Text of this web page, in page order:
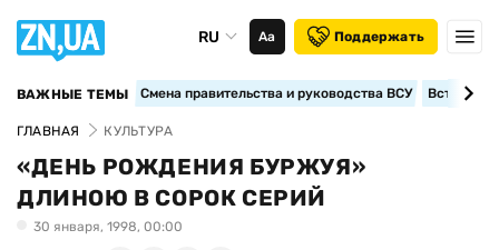
RU Аа Поддержать
ВАЖНЫЕ ТЕМЫ Смена правительства и руководства ВСУ
ГЛАВНАЯ КУЛЬТУРА
«ДЕНЬ РОЖДЕНИЯ БУРЖУЯ»
ДЛИНОЮ В СОРОК СЕРИЙ
30 января, 1998, 00:00